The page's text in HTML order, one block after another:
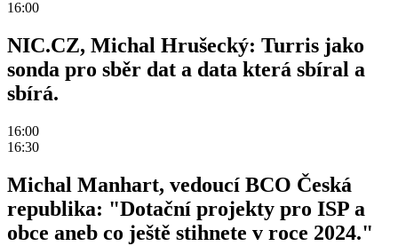
16:00
NIC.CZ, Michal Hrušecký: Turris jako
sonda pro sběr dat a data která sbíral a
sbírá.
16:00
16:30
Michal Manhart, vedoucí BCO Česká
republika: "Dotační projekty pro ISP a
obce aneb co ještě stihnete v roce 2024."